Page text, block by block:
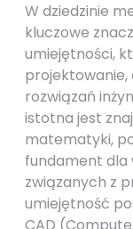
W dziedzinie
kluczowe
umiejętności,
projektowanie,
rozwiązań
istotna jest
matematyki,
fundament dla
związanych z
umiejętność